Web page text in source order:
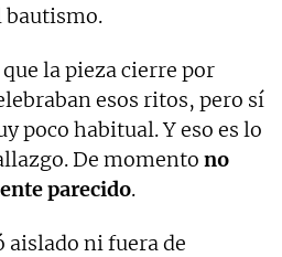
bautismo.
la pieza cierre por
esos ritos, pero sí
poco habitual. Y eso es lo
De momento no
parecido.
aislado ni fuera de